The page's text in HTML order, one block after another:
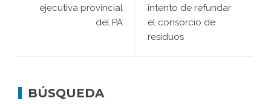
ejecutiva provincial
del PA
intento de refundar
el consorcio de
residuos
BÚSQUEDA